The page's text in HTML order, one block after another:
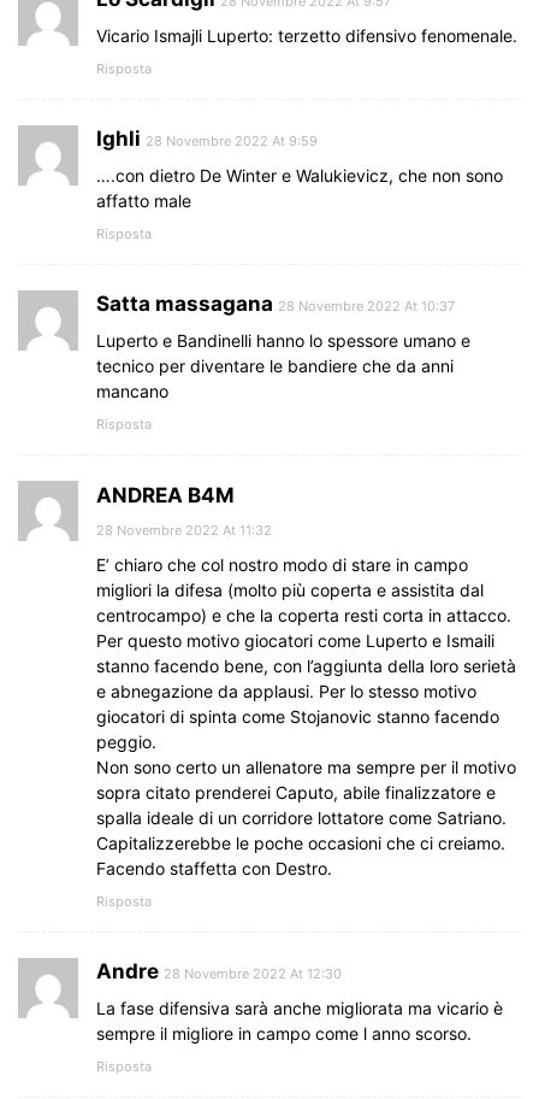
Vicario Ismajli Luperto: terzetto difensivo fenomenale.
Risposta
Ighli 28 Novembre 2022 At 9:59
….con dietro De Winter e Walukievicz, che non sono
affatto male
Risposta
Satta massagana 28 Novembre 2022 At 10:37
Luperto e Bandinelli hanno lo spessore umano e
tecnico per diventare le bandiere che da anni
mancano
Risposta
ANDREA B4M
28 Novembre 2022 At 11:32
E’ chiaro che col nostro modo di stare in campo
migliori la difesa (molto più coperta e assistita dal
centrocampo) e che la coperta resti corta in attacco.
Per questo motivo giocatori come Luperto e Ismaili
stanno facendo bene, con l’aggiunta della loro serietà
e abnegazione da applausi. Per lo stesso motivo
giocatori di spinta come Stojanovic stanno facendo
peggio.
Non sono certo un allenatore ma sempre per il motivo
sopra citato prenderei Caputo, abile finalizzatore e
spalla ideale di un corridore lottatore come Satriano.
Capitalizzerebbe le poche occasioni che ci creiamo.
Facendo staffetta con Destro.
Risposta
Andre 28 Novembre 2022 At 12:30
La fase difensiva sarà anche migliorata ma vicario è
sempre il migliore in campo come l anno scorso.
Risposta